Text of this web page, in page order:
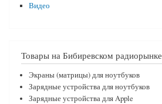
Видео
Товары на Бибиревском радиорынке
Экраны (матрицы) для ноутбуков
Зарядные устройства для ноутбуков
Зарядные устройства для Apple